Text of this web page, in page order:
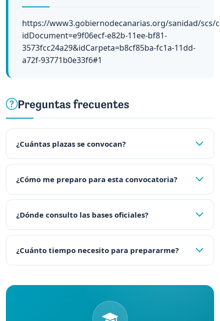
https://www3.gobiernodecanarias.org/sanidad/scs/
idDocument=e9f06ecf-e82b-11ee-bf81-
3573fcc24a29&idCarpeta=b8cf85ba-fc1a-11dd-
a72f-93771b0e33f6#1
Preguntas frecuentes
¿Cuántas plazas se convocan?
¿Cómo me preparo para esta convocatoria?
¿Dónde consulto las bases oficiales?
¿Cuánto tiempo necesito para prepararme?